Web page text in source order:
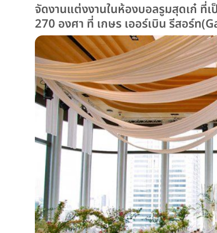
จัดงานแต่งงานในห้องบอลรูมสุดเก๋ ที่
270 องศา ที่ เกษร เออร์เบิน รีสอร์ท